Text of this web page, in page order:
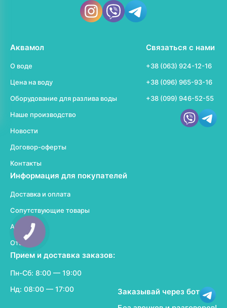
Аквамол
О воде
Цена на воду
Оборудование для разлива воды
Наше производство
Новости
Договор-оферты
Контакты
Информация для покупателей
Доставка и оплата
Сопутствующие товары
Акции
Отзывы
Прием и доставка заказов:
Пн-Сб: 8:00 — 19:00
Нд: 08:00 — 17:00
Заказывай через бот
Связаться с нами
+38 (063) 924-12-16
+38 (096) 965-93-16
+38 (099) 946-52-55